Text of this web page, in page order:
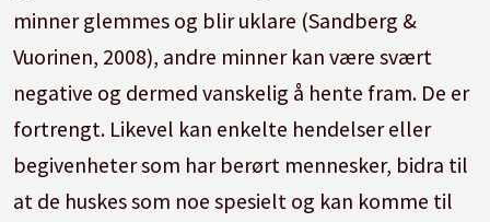
minner glemmes og blir uklare (Sandberg &
Vuorinen, 2008), andre minner kan være svært
negative og dermed vanskelig å hente fram. De er
fortrengt. Likevel kan enkelte hendelser eller
begivenheter som har berørt mennesker, bidra til
at de huskes som noe spesielt og kan komme til